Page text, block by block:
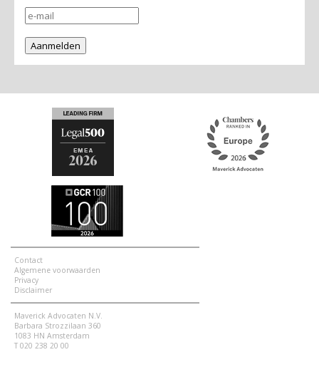
Contact
Algemene voorwaarden
Privacy
Disclaimer
Maverick Advocaten N.V.
Barbara Strozzilaan 360
1083 HN Amsterdam
T 020 238 20 00